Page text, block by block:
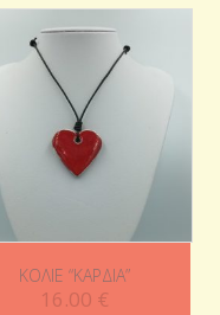
ΚΟΛΙΈ “ΚΑΡΔΙΆ”
16.00 €